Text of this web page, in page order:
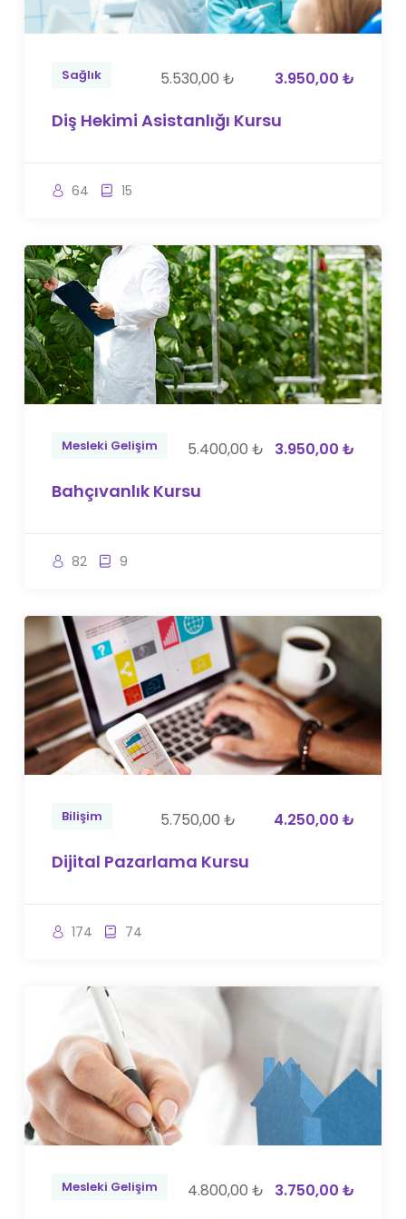
Sağlık 5.530,00 ₺ 3.950,00 ₺
Diş Hekimi Asistanlığı Kursu
64 15
Mesleki Gelişim 5.400,00 ₺ 3.950,00 ₺
Bahçıvanlık Kursu
82 9
Bilişim 5.750,00 ₺ 4.250,00 ₺
Dijital Pazarlama Kursu
174 74
Mesleki Gelişim 4.800,00 ₺ 3.750,00 ₺